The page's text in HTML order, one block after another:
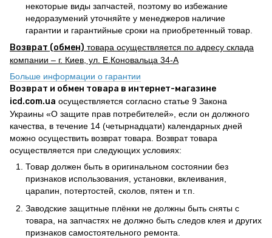
некоторые виды запчастей, поэтому во избежание
недоразумений уточняйте у менеджеров наличие
гарантии и гарантийные сроки на приобретенный товар.
Возврат (обмен) товара осуществляется по адресу склада
компании – г. Киев, ул. Е.Коновальца 34-А
Больше информации о гарантии
Возврат и обмен товара в интернет-магазине
icd.com.ua осуществляется согласно статье 9 Закона
Украины «О защите прав потребителей», если он должного
качества, в течение 14 (четырнадцати) календарных дней
можно осуществить возврат товара. Возврат товара
осуществляется при следующих условиях:
Товар должен быть в оригинальном состоянии без
признаков использования, установки, вклеивания,
царапин, потертостей, сколов, пятен и т.п.
Заводские защитные плёнки не должны быть сняты с
товара, на запчастях не должно быть следов клея и других
признаков самостоятельного ремонта.